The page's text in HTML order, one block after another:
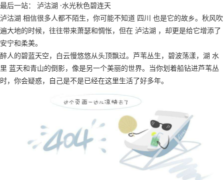
最后一站： 泸沽湖 ·水光秋色碧连天
泸沽湖 相信很多人都不陌生，你可能不知道 四川 也是它的故乡。秋风吹
遍大地的时候，往往带来萧瑟和惆怅，但在 泸沽湖 ，却更是给它增添了
安宁和柔美。
醉人的碧蓝天空，白云慢悠悠从头顶飘过。芦苇丛生，碧波荡漾，湖 水
里 蓝天和青山的倒影，像是另一个美丽的世界。当你划着船钻进芦苇丛
时，你会疑惑，自己是不是已经在这里生活了好多年。